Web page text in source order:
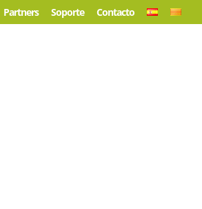
Partners Soporte Contacto